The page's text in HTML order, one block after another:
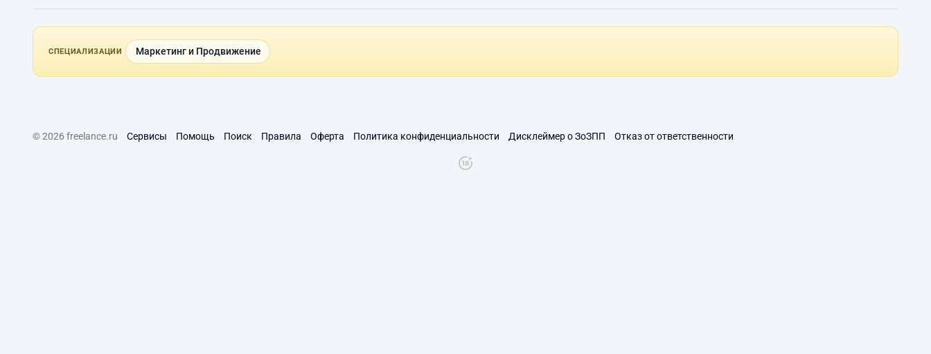
СПЕЦИАЛИЗАЦИИ Маркетинг и Продвижение
© 2026 freelance.ru Сервисы Помощь Поиск Правила Оферта Политика конфиденциальности Дисклеймер о ЗоЗПП Отказ от ответственности